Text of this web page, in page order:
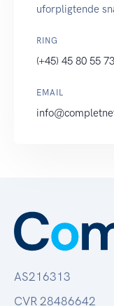
uforpligtende
RING
(+45) 45 80 55 73
EMAIL
AS216313
CVR 28486642